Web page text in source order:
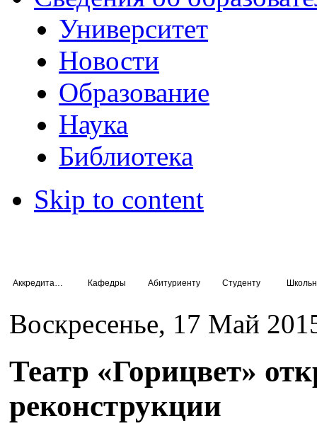
Университет
Новости
Образование
Наука
Библиотека
Skip to content
Кафедры Абитуриенту Студенту
Воскресенье, 17 Май
Театр «Горицвет»
реконструкции